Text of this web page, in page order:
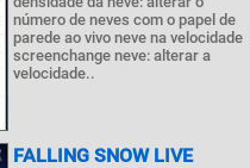
número de neves com o papel de
parede ao vivo neve na velocidade
screenchange neve: alterar a
velocidade..
FALLING SNOW LIVE